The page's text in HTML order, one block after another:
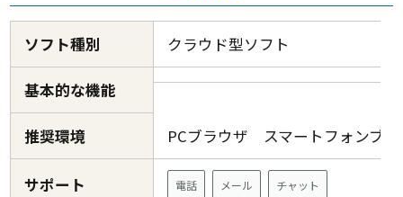
ソフト種別 クラウド型ソフト
基本的な機能
推奨環境 PCブラウザ スマートフォンブ
サポート 電話 メール チャット